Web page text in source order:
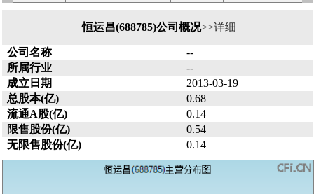
恒运昌(688785)公司概况>>详细
公司名称
--
所属行业
--
成立日期
2013-03-19
总股本(亿)
0.68
流通A股(亿)
0.14
限售股份(亿)
0.54
无限售股份(亿)
0.14